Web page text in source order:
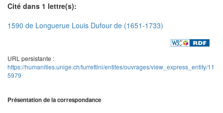
Cité dans 1 lettre(s):
1590 de Longuerue Louis Dufour de (1651-1733)
URL persistante :
https://humanities.unige.ch/turrettini/entites/ouvrages/view_express_entity/11
5979
Présentation de la correspondance